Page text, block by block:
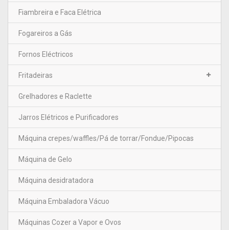
Fiambreira e Faca Elétrica
Fogareiros a Gás
Fornos Eléctricos
Fritadeiras
Grelhadores e Raclette
Jarros Elétricos e Purificadores
Máquina crepes/waffles/Pá de torrar/Fondue/Pipocas
Máquina de Gelo
Máquina desidratadora
Máquina Embaladora Vácuo
Máquinas Cozer a Vapor e Ovos